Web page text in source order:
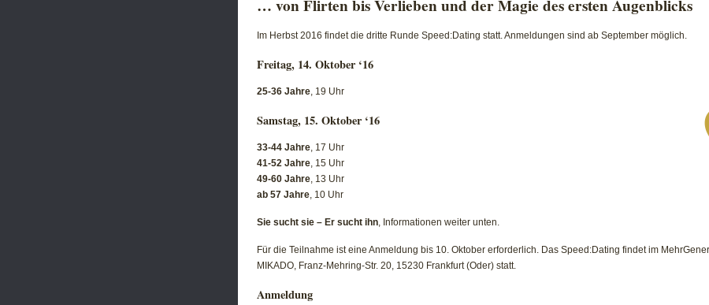
… von Flirten bis Verlieben und der Magie des ersten Augenblicks
Im Herbst 2016 findet die dritte Runde Speed:Dating statt. Anmeldungen sind ab September möglich.
Freitag, 14. Oktober ‘16
25-36 Jahre, 19 Uhr
Samstag, 15. Oktober ‘16
33-44 Jahre, 17 Uhr
41-52 Jahre, 15 Uhr
49-60 Jahre, 13 Uhr
ab 57 Jahre, 10 Uhr
Sie sucht sie – Er sucht ihn, Informationen weiter unten.
Für die Teilnahme ist eine Anmeldung bis 10. Oktober erforderlich. Das Speed:Dating findet im
MIKADO, Franz-Mehring-Str. 20, 15230 Frankfurt (Oder) statt.
Anmeldung